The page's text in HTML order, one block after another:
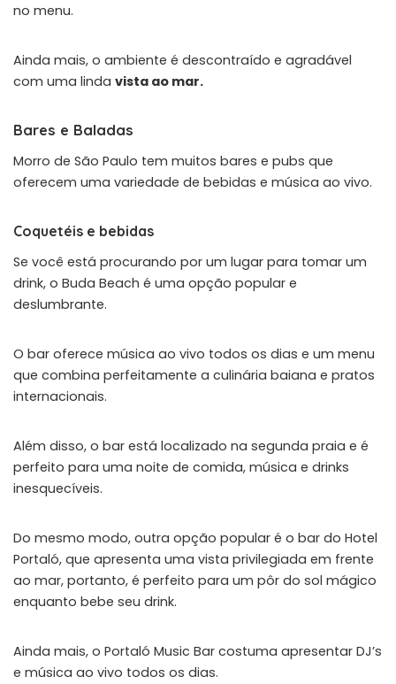
no menu.
Ainda mais, o ambiente é descontraído e agradável
com uma linda vista ao mar.
Bares e Baladas
Morro de São Paulo tem muitos bares e pubs que
oferecem uma variedade de bebidas e música ao vivo.
Coquetéis e bebidas
Se você está procurando por um lugar para tomar um
drink, o Buda Beach é uma opção popular e
deslumbrante.
O bar oferece música ao vivo todos os dias e um menu
que combina perfeitamente a culinária baiana e pratos
internacionais.
Além disso, o bar está localizado na segunda praia e é
perfeito para uma noite de comida, música e drinks
inesquecíveis.
Do mesmo modo, outra opção popular é o bar do Hotel
Portaló, que apresenta uma vista privilegiada em frente
ao mar, portanto, é perfeito para um pôr do sol mágico
enquanto bebe seu drink.
Ainda mais, o Portaló Music Bar costuma apresentar DJ’s
e música ao vivo todos os dias.